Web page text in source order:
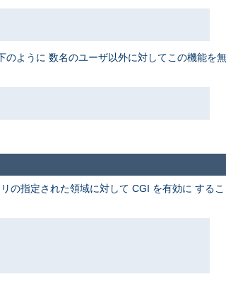
ように 数名のユーザ以外に対してこの機能を無
の指定された領域に対して CGI を有効に するこ